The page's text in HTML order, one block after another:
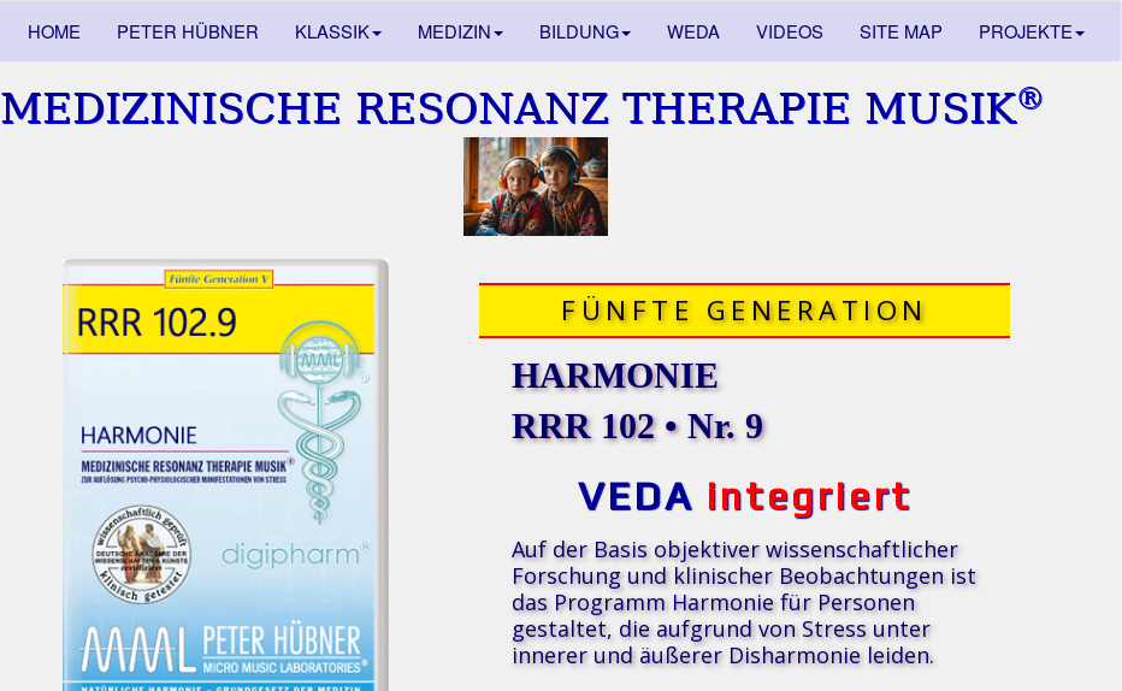
HOME PETER HÜBNER KLASSIK MEDIZIN BILDUNG WEDA VIDEOS SITE MAP PROJEKTE
MEDIZINISCHE RESONANZ THERAPIE MUSIK®
FÜNFTE GENERATION
HARMONIE
RRR 102 • Nr. 9
VEDA integriert
Auf der Basis objektiver wissenschaftlicher
Forschung und klinischer Beobachtungen ist
das Programm Harmonie für Personen
gestaltet, die aufgrund von Stress unter
innerer und äußerer Disharmonie leiden.